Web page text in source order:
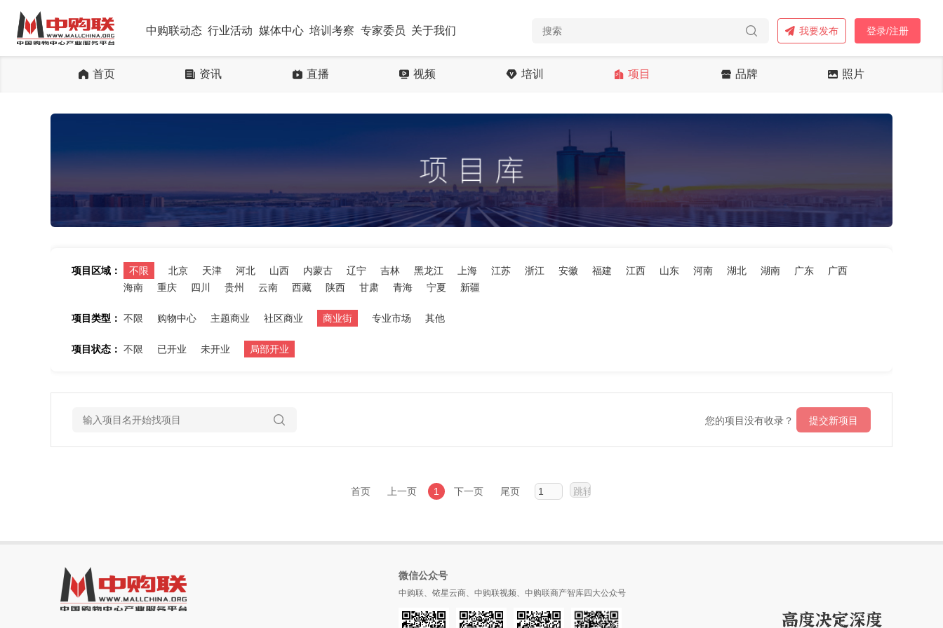
中购联动态 行业活动 媒体中心 培训考察 专家委员 关于我们 我要发布 登录/注册
首页 资讯 直播 视频 培训 项目 品牌 照片
项目区域： 不限 北京 天津 河北 山西 内蒙古 辽宁 吉林 黑龙江 上海 江苏 浙江 安徽 福建 江西 山东 河南 湖北 湖南 广东
广西
海南
重庆 四川 贵州 云南 西藏 陕西 甘肃 青海 宁夏 新疆
项目类型： 不限 购物中心 主题商业 社区商业 商业街 专业市场 其他
项目状态： 不限 已开业 未开业 局部开业
您的项目没有收录？ 提交新项目
首页 上一页 1 下一页 尾页
微信公众号
中购联、铱星云商、中购联视频、中购联商产智库四大公众号